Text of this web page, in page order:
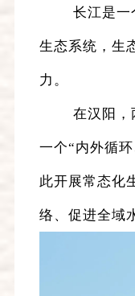
长江是一
生态系统，生
力。
在汉阳，
一个“内外循
此开展常态化
络、促进全域